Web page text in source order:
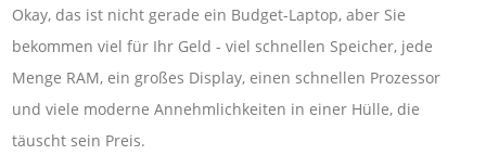
Okay, das ist nicht gerade ein Budget-Laptop, aber Sie
bekommen viel für Ihr Geld - viel schnellen Speicher, jede
Menge RAM, ein großes Display, einen schnellen Prozessor
und viele moderne Annehmlichkeiten in einer Hülle, die
täuscht sein Preis.